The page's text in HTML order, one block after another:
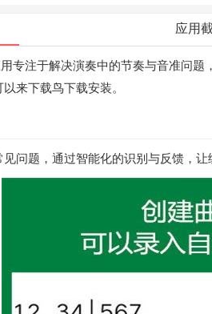
应用
用专注于解决演奏中的节奏与音准问
来下载鸟下载安装。
问题，通过智能化的识别与反馈，